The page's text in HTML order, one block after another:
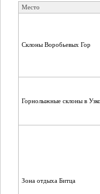
Место
Склоны Воробьевых Гор
Горнолыжные склоны в
Зона отдыха Битца